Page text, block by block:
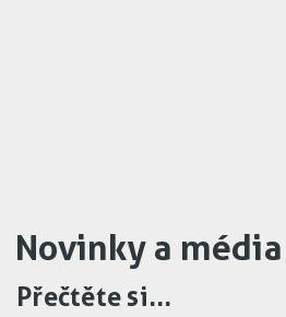
Novinky a média
Přečtěte si...